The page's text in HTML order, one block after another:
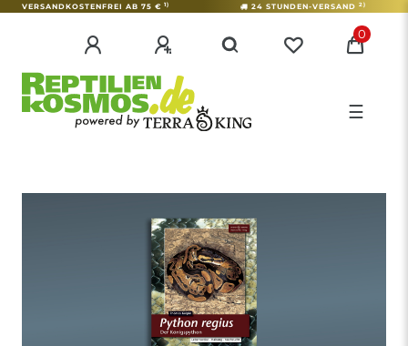
VERSANDKOSTENFREI AB 75 € 1) 24 STUNDEN-VERSAND 2)
0
☰